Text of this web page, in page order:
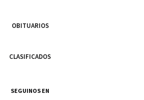
OBITUARIOS
CLASIFICADOS
SEGUINOS EN